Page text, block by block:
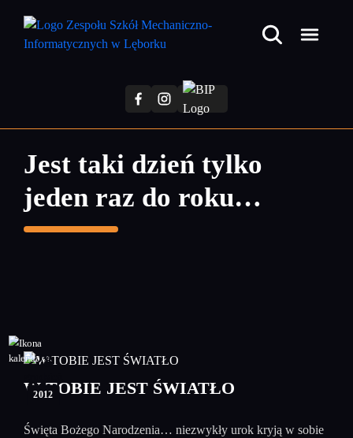
treści
Jest taki dzień tylko
jeden raz do roku…
28
2012
W TOBIE JEST ŚWIATŁO
Święta Bożego Narodzenia… niezwykły urok kryją w sobie